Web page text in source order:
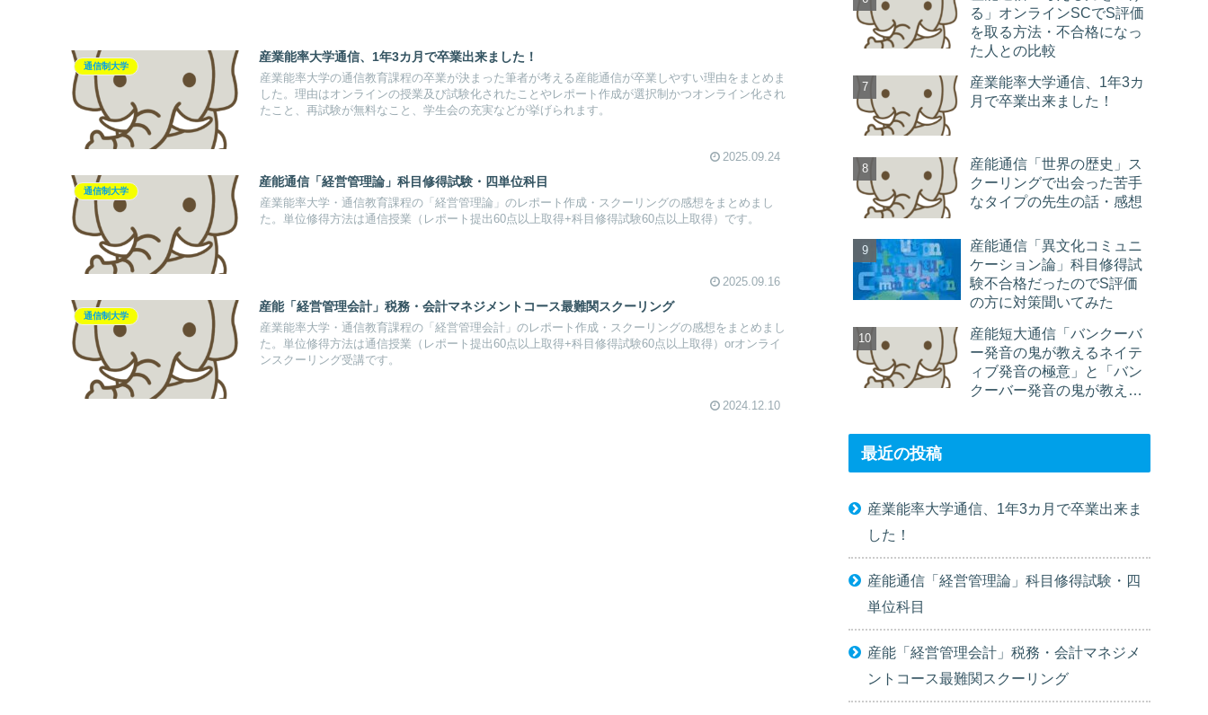
通信制大学
産業能率大学通信、1年3カ月で卒業出来ました！
産業能率大学の通信教育課程の卒業が決まった筆者が考える産能通信が卒業しやすい理由をまとめま
した。理由はオンラインの授業及び試験化されたことやレポート作成が選択制かつオンライン化され
たこと、再試験が無料なこと、学生会の充実などが挙げられます。
2025.09.24
通信制大学
産能通信「経営管理論」科目修得試験・四単位科目
産業能率大学・通信教育課程の「経営管理論」のレポート作成・スクーリングの感想をまとめまし
た。単位修得方法は通信授業（レポート提出60点以上取得+科目修得試験60点以上取得）です。
2025.09.16
通信制大学
産能「経営管理会計」税務・会計マネジメントコース最難関スクーリング
産業能率大学・通信教育課程の「経営管理会計」のレポート作成・スクーリングの感想をまとめまし
た。単位修得方法は通信授業（レポート提出60点以上取得+科目修得試験60点以上取得）orオンライ
ンスクーリング受講です。
2024.12.10
る」オンラインSCでS評価
を取る方法・不合格になっ
た人との比較
産業能率大学通信、1年3カ
月で卒業出来ました！
産能通信「世界の歴史」ス
クーリングで出会った苦手
なタイプの先生の話・感想
産能通信「異文化コミュニ
ケーション論」科目修得試
験不合格だったのでS評価
の方に対策聞いてみた
産能短大通信「バンクーバ
ー発音の鬼が教えるネイテ
ィブ発音の極意」と「バン
クーバー発音の鬼が教える
最近の投稿
産業能率大学通信、1年3カ月で卒業出来ま
した！
産能通信「経営管理論」科目修得試験・四
単位科目
産能「経営管理会計」税務・会計マネジメ
ントコース最難関スクーリング